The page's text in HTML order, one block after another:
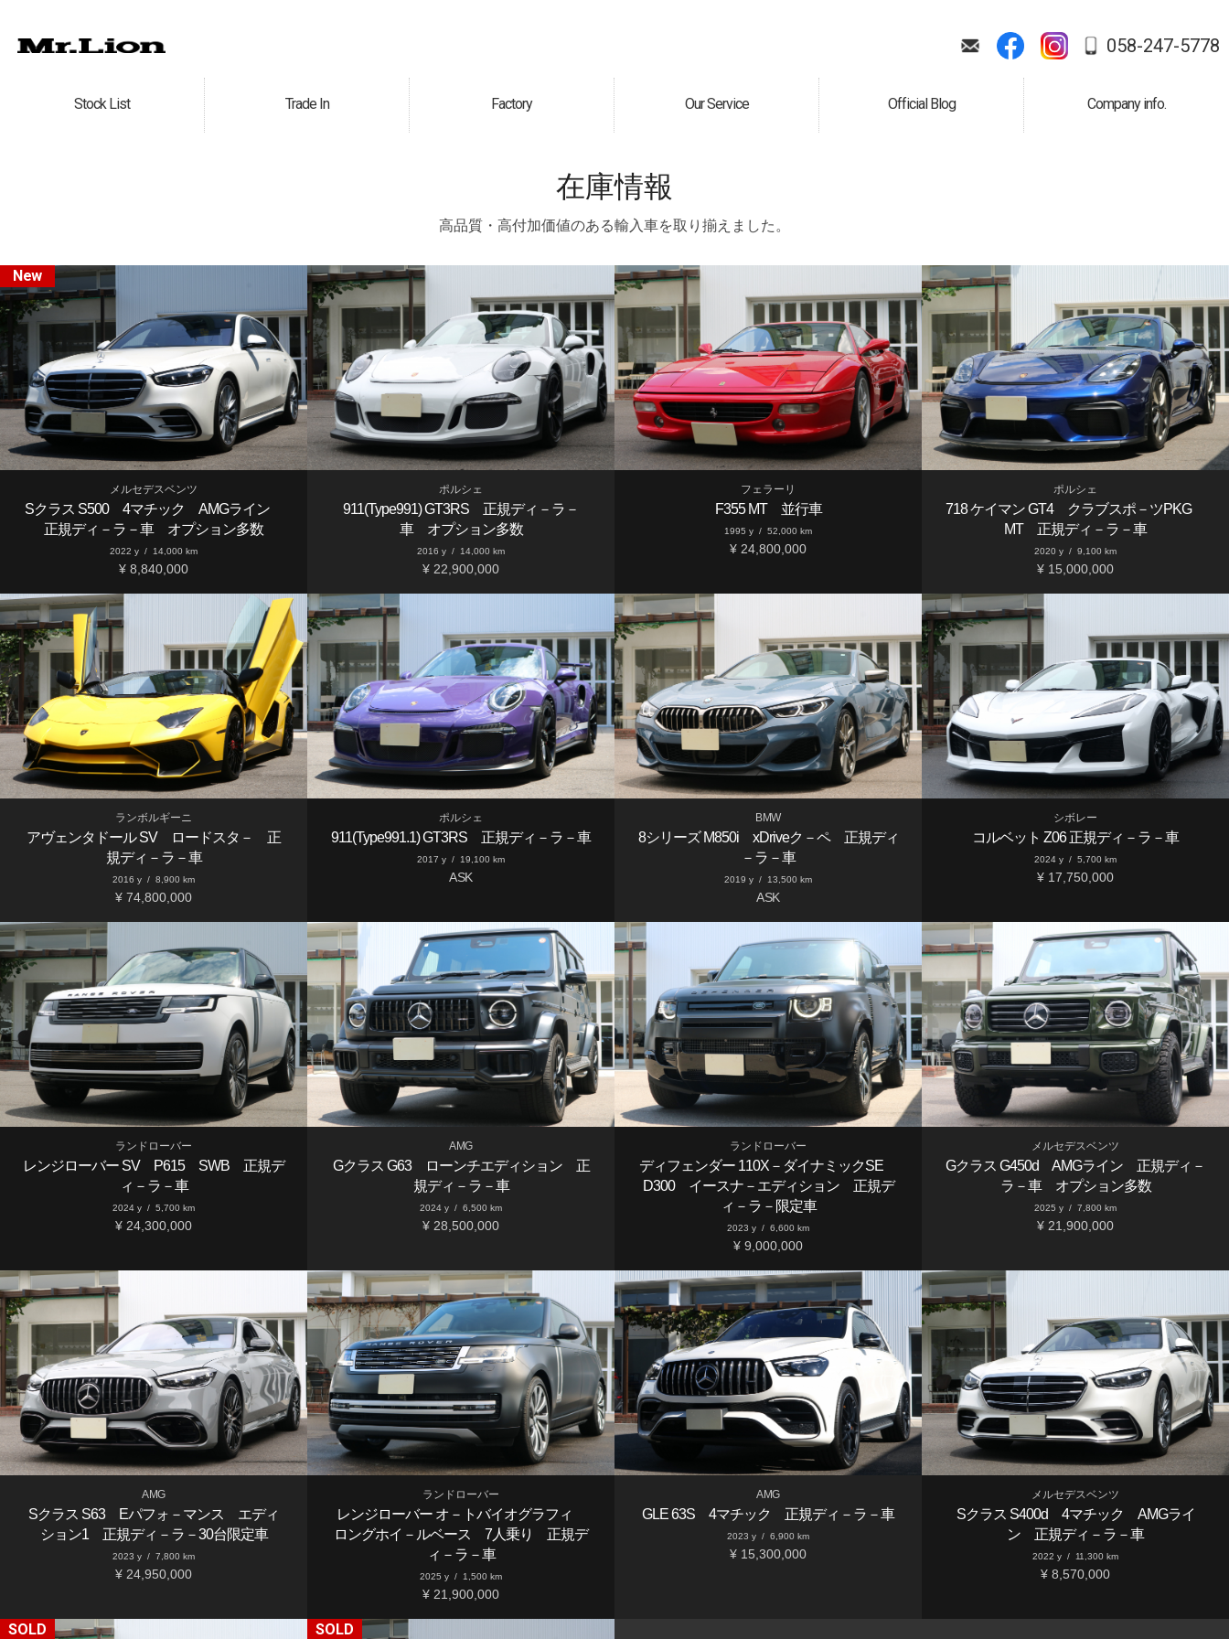
058-247-5778
Stock List
在庫車情報 Trade In
買取無料査定 Factory
自社工場 Our Service
サービス案内 Official Blog
公式ブログ Company info.
会社案内
在庫情報
高品質・高付加価値のある輸入車を取り揃えました。
New
メルセデスベンツ
Sクラス S500 4マチック AMGライン
正規ディ－ラ－車 オプション多数
2022 y / 14,000 km
¥ 8,840,000
ポルシェ
911(Type991) GT3RS 正規ディ－ラ－
車 オプション多数
2016 y / 14,000 km
¥ 22,900,000
フェラーリ
F355 MT 並行車
1995 y / 52,000 km
¥ 24,800,000
ポルシェ
718 ケイマン GT4 クラブスポ－ツPKG
MT 正規ディ－ラ－車
2020 y / 9,100 km
¥ 15,000,000
ランボルギーニ
アヴェンタドール SV ロードスタ－ 正
規ディ－ラ－車
2016 y / 8,900 km
¥ 74,800,000
ポルシェ
911(Type991.1) GT3RS 正規ディ－ラ－車
2017 y / 19,100 km
ASK
BMW
8シリーズ M850i xDriveク－ペ 正規ディ
－ラ－車
2019 y / 13,500 km
ASK
シボレー
コルベット Z06 正規ディ－ラ－車
2024 y / 5,700 km
¥ 17,750,000
ランドローバー
レンジローバー SV P615 SWB 正規デ
ィ－ラ－車
2024 y / 5,700 km
¥ 24,300,000
AMG
Gクラス G63 ローンチエディション 正
規ディ－ラ－車
2024 y / 6,500 km
¥ 28,500,000
ランドローバー
ディフェンダー 110X－ダイナミックSE
D300 イースナ－エディション 正規デ
ィ－ラ－限定車
2023 y / 6,600 km
¥ 9,000,000
メルセデスベンツ
Gクラス G450d AMGライン 正規ディ－
ラ－車 オプション多数
2025 y / 7,800 km
¥ 21,900,000
AMG
Sクラス S63 Eパフォ－マンス エディ
ション1 正規ディ－ラ－30台限定車
2023 y / 7,800 km
¥ 24,950,000
ランドローバー
レンジローバー オ－トバイオグラフィ
ロングホイ－ルベース 7人乗り 正規デ
ィ－ラ－車
2025 y / 1,500 km
¥ 21,900,000
AMG
GLE 63S 4マチック 正規ディ－ラ－車
2023 y / 6,900 km
¥ 15,300,000
メルセデスベンツ
Sクラス S400d 4マチック AMGライ
ン 正規ディ－ラ－車
2022 y / 11,300 km
¥ 8,570,000
SOLD SOLD